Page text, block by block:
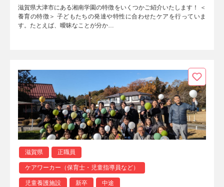
滋賀県大津市にある湘南学園の特徴をいくつかご紹介いたします！ ＜
養育の特徴＞ 子どもたちの発達や特性に合わせたケアを行っていま
す。たとえば、曖昧なことが分か…
滋賀県 正職員
ケアワーカー（保育士・児童指導員など）
児童養護施設 新卒 中途